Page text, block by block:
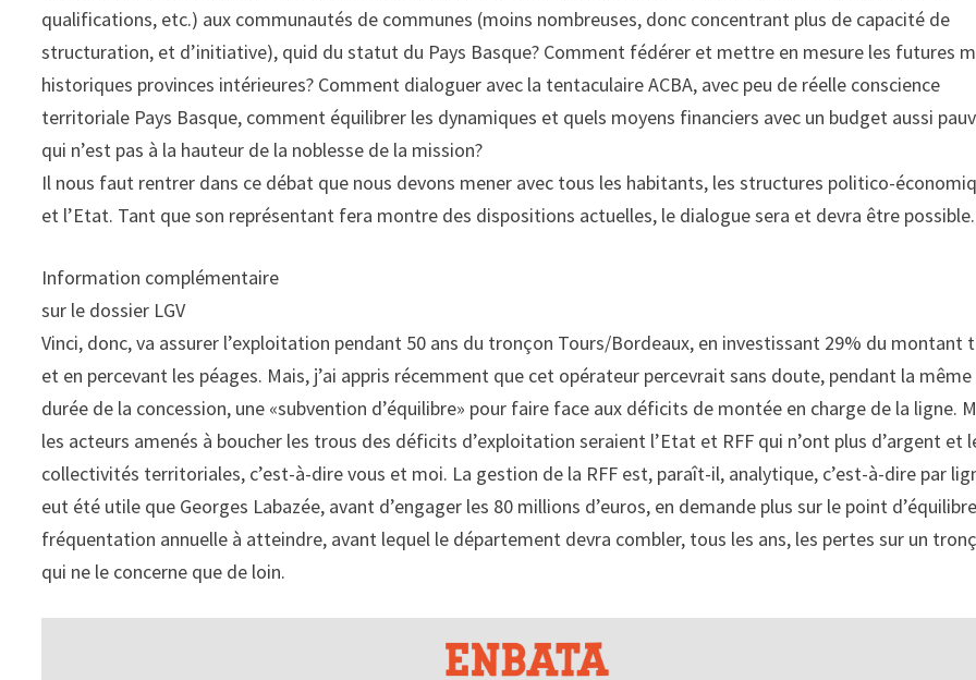
qualifications, etc.) aux communautés de communes (moins nombreuses, donc concentrant plus de capacité de
structuration, et d’initiative), quid du statut du Pays Basque? Comment fédérer et mettre en mesure les futures
historiques provinces intérieures? Comment dialoguer avec la tentaculaire ACBA, avec peu de réelle conscience
territoriale Pays Basque, comment équilibrer les dynamiques et quels moyens financiers avec un budget aussi
qui n’est pas à la hauteur de la noblesse de la mission?
Il nous faut rentrer dans ce débat que nous devons mener avec tous les habitants, les structures politico-
et l’Etat. Tant que son représentant fera montre des dispositions actuelles, le dialogue sera et devra être possible.
Information complémentaire
sur le dossier LGV
Vinci, donc, va assurer l’exploitation pendant 50 ans du tronçon Tours/Bordeaux, en investissant 29% du montant
et en percevant les péages. Mais, j’ai appris récemment que cet opérateur percevrait sans doute, pendant la même
durée de la concession, une «subvention d’équilibre» pour faire face aux déficits de montée en charge de la ligne.
les acteurs amenés à boucher les trous des déficits d’exploitation seraient l’Etat et RFF qui n’ont plus d’argent et
collectivités territoriales, c’est-à-dire vous et moi. La gestion de la RFF est, paraît-il, analytique, c’est-à-dire par
eut été utile que Georges Labazée, avant d’engager les 80 millions d’euros, en demande plus sur le point
fréquentation annuelle à atteindre, avant lequel le département devra combler, tous les ans, les pertes sur un
qui ne le concerne que de loin.